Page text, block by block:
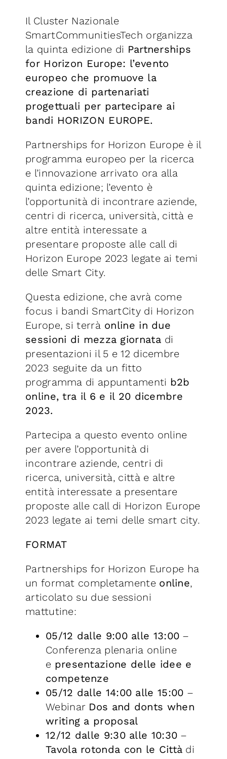
Il Cluster Nazionale
SmartCommunitiesTech organizza
la quinta edizione di Partnerships
for Horizon Europe: l’evento
europeo che promuove la
creazione di partenariati
progettuali per partecipare ai
bandi HORIZON EUROPE.
Partnerships for Horizon Europe è il
programma europeo per la ricerca
e l’innovazione arrivato ora alla
quinta edizione; l’evento è
l’opportunità di incontrare aziende,
centri di ricerca, università, città e
altre entità interessate a
presentare proposte alle call di
Horizon Europe 2023 legate ai temi
delle Smart City.
Questa edizione, che avrà come
focus i bandi SmartCity di Horizon
Europe, si terràonline in due
sessioni di mezza giornata di
presentazioni il 5 e 12 dicembre
2023 seguite da un fitto
programma di appuntamenti b2b
online, tra il 6 e il 20 dicembre
2023.
Partecipa a questo evento online
per avere l’opportunità di
incontrare aziende, centri di
ricerca, università, città e altre
entità interessate a presentare
proposte alle call di Horizon Europe
2023 legate ai temi delle smart city.
FORMAT
Partnerships for Horizon Europe ha
un format completamente online,
articolato su due sessioni
mattutine:
05/12 dalle 9:00 alle 13:00 –
Conferenza plenaria online
e presentazione delle idee e
competenze
05/12 dalle 14:00 alle 15:00 –
Webinar Dos and donts when
writing a proposal
12/12 dalle 9:30 alle 10:30 –
Tavola rotonda con le Città di